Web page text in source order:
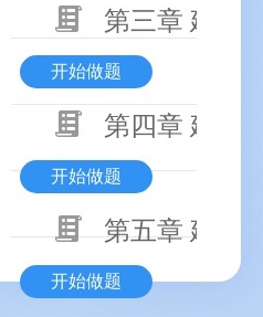
第三章 建设
开始做题
第四章 建设
开始做题
第五章 建设
开始做题